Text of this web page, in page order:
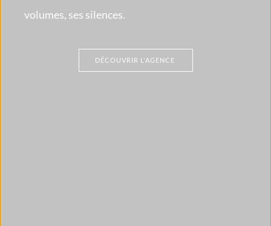
volumes, ses silences.
DÉCOUVRIR L'AGENCE